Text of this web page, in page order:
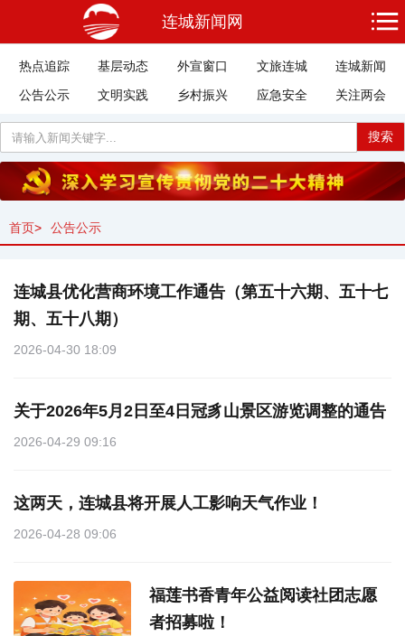
连城新闻网
热点追踪 基层动态 外宣窗口 文旅连城
连城新闻
公告公示
文明实践 乡村振兴 应急安全 关注两会
搜索
首页> 公告公示
连城县优化营商环境工作通告（第五十六期、五十七
期、五十八期）
2026-04-30 18:09
关于2026年5月2日至4日冠豸山景区游览调整的通告
2026-04-29 09:16
这两天，连城县将开展人工影响天气作业！
2026-04-28 09:06
福莲书香青年公益阅读社团志愿
者招募啦！